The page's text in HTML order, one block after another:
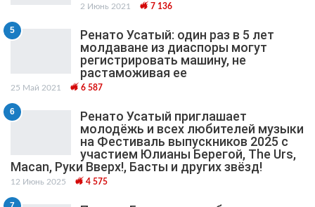
2 Июнь 2021 7 136
5
Ренато Усатый: один раз в 5 лет
молдаване из диаспоры могут
регистрировать машину, не
растаможивая ее
25 Май 2021 6 587
6
Ренато Усатый приглашает
молодёжь и всех любителей музыки
на Фестиваль выпускников 2025 с
участием Юлианы Берегой, The Urs,
Macan, Руки Вверх!, Басты и других звёзд!
12 Июнь 2025 4 575